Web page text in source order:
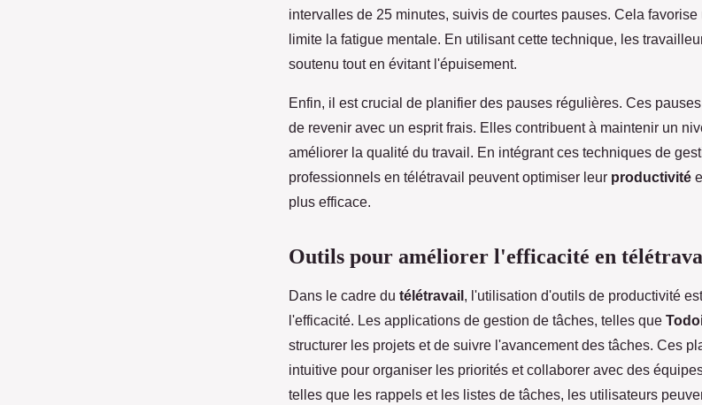
intervalles de 25 minutes, suivis de courtes pauses. Cela
limite la fatigue mentale. En utilisant cette technique, les
soutenu tout en évitant l'épuisement.
Enfin, il est crucial de planifier des pauses régulières. Ces
de revenir avec un esprit frais. Elles contribuent à maintenir un
améliorer la qualité du travail. En intégrant ces techniques de
professionnels en télétravail peuvent optimiser leur productivité
plus efficace.
Outils pour améliorer l'efficacité en
Dans le cadre du télétravail , l'utilisation d'outils de productivité
l'efficacité. Les applications de gestion de tâches, telles que
structurer les projets et de suivre l'avancement des tâches. Ces
intuitive pour organiser les priorités et collaborer avec des
telles que les rappels et les listes de tâches, les utilisateurs